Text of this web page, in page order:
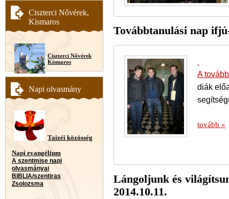
Ciszterci Nővérek,
Kismaros
Ciszterci Nővérek
Kismaros
Napi olvasmány
Taizéi közösség
Napi evangélium
A szentmise napi
olvasmányai
BIBLIA/szentiras
Zsolozsma
Továbbtanulási nap
A
diák
tovább »
Lángoljunk és
2014.10.11.